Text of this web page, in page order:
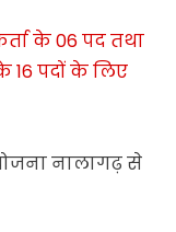
के 06 पद तथा
पदों के लिए
नालागढ़ से